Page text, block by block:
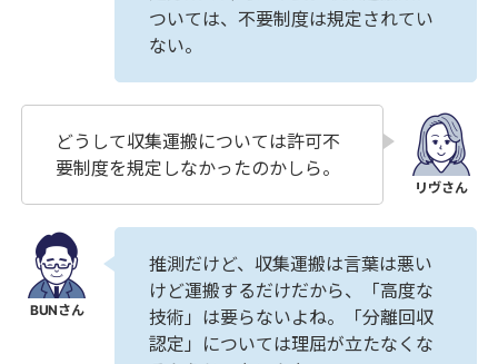
ついては、不要制度は規定されてい
ない。
どうして収集運搬については許可不
要制度を規定しなかったのかしら。
推測だけど、収集運搬は言葉は悪い
けど運搬するだけだから、「高度な
技術」は要らないよね。「分離回収
認定」については理屈が立たなくな